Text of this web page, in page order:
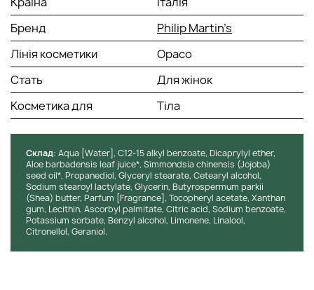
Бренд
Philip Martin’s
Лінія косметики
Opaco
Стать
Для жінок
Косметика для
Тіла
Cклад: Aqua [Water], C12-15 alkyl benzoate, Dicaprylyl ether,
Aloe barbadensis leaf juice*, Simmondsia chinensis (Jojoba)
seed oil*, Propanediol, Glyceryl stearate, Cetearyl alcohol,
Sodium stearoyl lactylate, Glycerin, Butyrospermum parkii
(Shea) butter, Parfum [Fragrance], Tocopheryl acetate, Xanthan
gum, Lecithin, Ascorbyl palmitate, Citric acid, Sodium benzoate,
Potassium sorbate, Benzyl alcohol, Limonene, Linalool,
Citronellol, Geraniol.